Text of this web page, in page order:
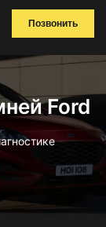
Позвонить
Ford